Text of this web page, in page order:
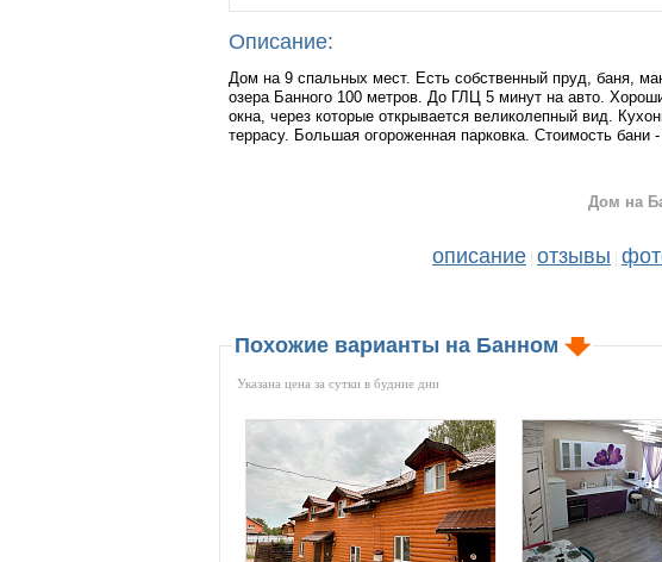
Описание:
Дом на 9 спальных мест. Есть собственный пруд, баня,
озера Банного 100 метров. До ГЛЦ 5 минут на авто.
окна, через которые открывается великолепный вид.
террасу. Большая огороженная парковка. Стоимость бани
Дом на
описание отзывы
Похожие варианты на Банном
Указана цена за сутки в будние дни